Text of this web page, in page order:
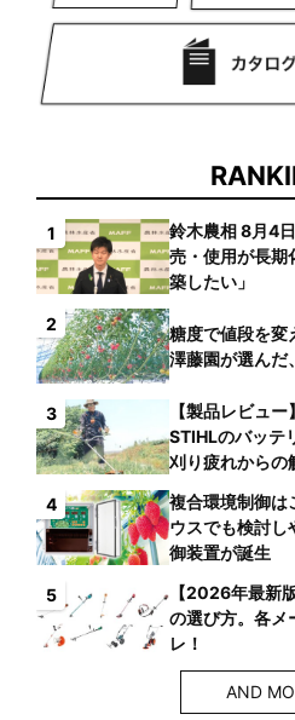
1
鈴木農相 8月4日記者会見「政府備蓄米の販
売・使用が長期
築したい」
2
糖度で値段を変
澤藤園が選んだ
3
【製品レビュ
STIHLのバッテ
刈り疲れからの
4
複合環境制御は
ウスでも検討し
御装置が誕生
5
【2026年最新
の選び方。各メ
レ！
AND